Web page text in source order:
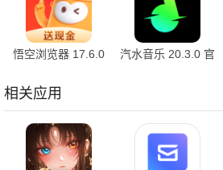
悟空浏览器 17.6.0
汽水音乐 20.3.0 官
相关应用